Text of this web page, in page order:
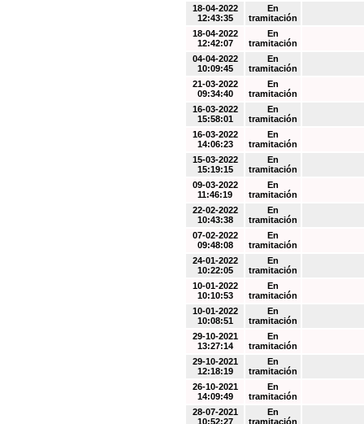
18-04-2022
12:43:35
En
tramitación
18-04-2022
12:42:07
En
tramitación
04-04-2022
10:09:45
En
tramitación
21-03-2022
09:34:40
En
tramitación
16-03-2022
15:58:01
En
tramitación
16-03-2022
14:06:23
En
tramitación
15-03-2022
15:19:15
En
tramitación
09-03-2022
11:46:19
En
tramitación
22-02-2022
10:43:38
En
tramitación
07-02-2022
09:48:08
En
tramitación
24-01-2022
10:22:05
En
tramitación
10-01-2022
10:10:53
En
tramitación
10-01-2022
10:08:51
En
tramitación
29-10-2021
13:27:14
En
tramitación
29-10-2021
12:18:19
En
tramitación
26-10-2021
14:09:49
En
tramitación
28-07-2021
10:52:27
En
tramitación